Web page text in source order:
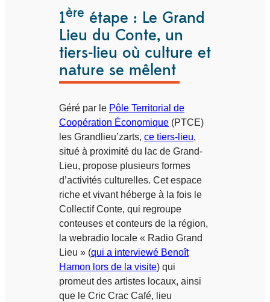
1ère étape : Le Grand
Lieu du Conte, un
tiers-lieu où culture et
nature se mêlent
Géré par le Pôle Territorial de
Coopération Économique (PTCE)
les Grandlieu’zarts, ce tiers-lieu,
situé à proximité du lac de Grand-
Lieu, propose plusieurs formes
d’activités culturelles. Cet espace
riche et vivant héberge à la fois le
Collectif Conte, qui regroupe
conteuses et conteurs de la région,
la webradio locale « Radio Grand
Lieu » (qui a interviewé Benoît
Hamon lors de la visite) qui
promeut des artistes locaux, ainsi
que le Cric Crac Café, lieu